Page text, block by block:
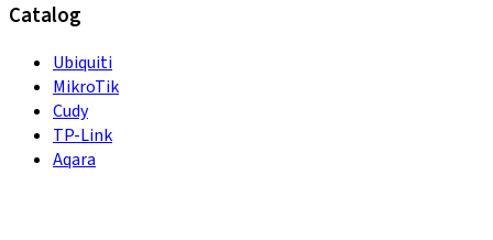
Catalog
Ubiquiti
MikroTik
Cudy
TP-Link
Aqara